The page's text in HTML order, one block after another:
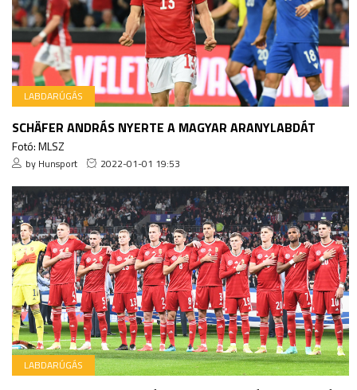
LABDARÚGÁS
SCHÄFER ANDRÁS NYERTE A MAGYAR ARANYLABDÁT
Fotó: MLSZ
by Hunsport 2022-01-01 19:53
LABDARÚGÁS